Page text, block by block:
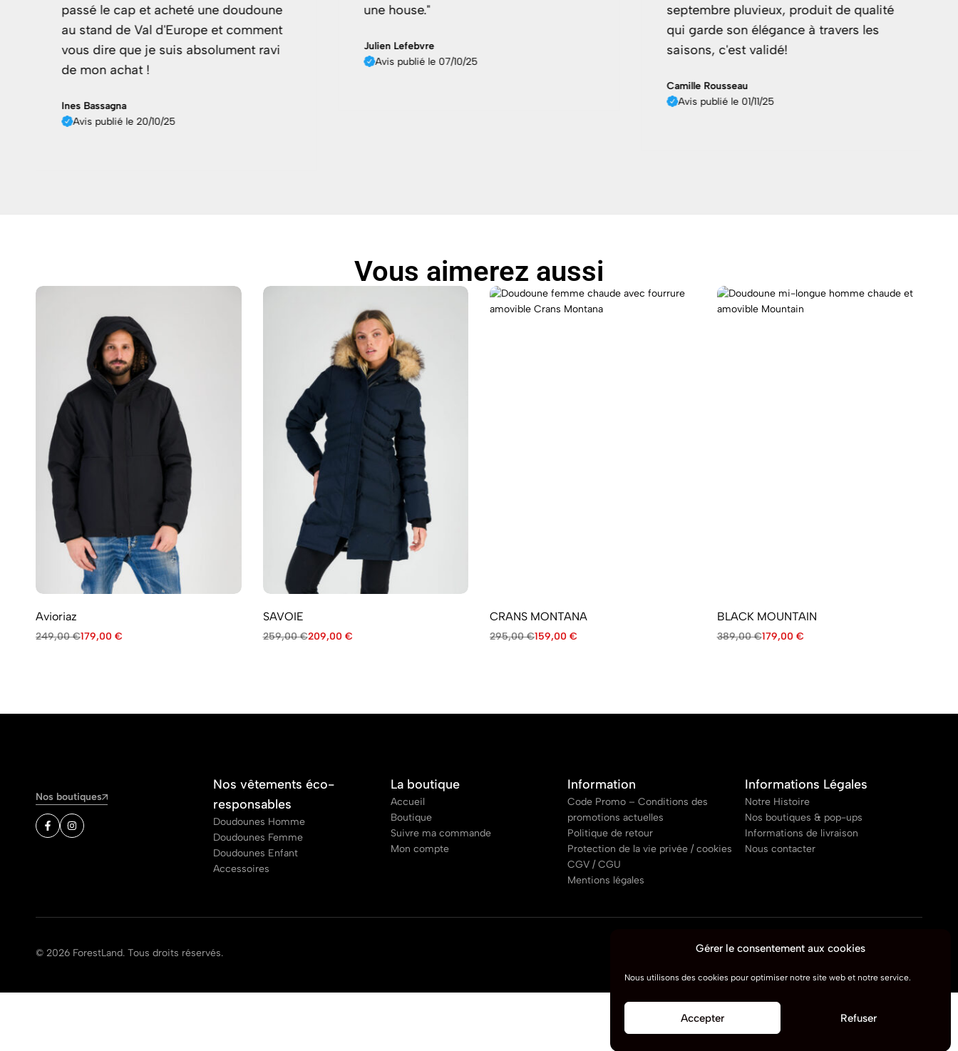
Gérer le consentement aux cookies
Nous utilisons des cookies pour optimiser notre site web et notre service.
Accepter Refuser
passé le cap et acheté une doudoune
au stand de Val d'Europe et comment
vous dire que je suis absolument ravi
de mon achat !
Ines Bassagna
Avis publié le 20/10/25
une house."
Julien Lefebvre
Avis publié le 07/10/25
septembre pluvieux, produit de qualité
qui garde son élégance à travers les
saisons, c'est validé!
Camille Rousseau
Avis publié le 01/11/25
Vous aimerez aussi
Avioriaz
249,00€179,00 €
SAVOIE
259,00€209,00 €
CRANS MONTANA
295,00€159,00 €
BLACK MOUNTAIN
389,00€179,00 €
Nos boutiques
Nos vêtements éco-
responsables
Doudounes Homme
Doudounes Femme
Doudounes Enfant
Accessoires
La boutique
Accueil
Boutique
Suivre ma commande
Mon compte
Information
Code Promo – Conditions des
promotions actuelles
Politique de retour
Protection de la vie privée / cookies
CGV / CGU
Mentions légales
Informations Légales
Notre Histoire
Nos boutiques & pop-ups
Informations de livraison
Nous contacter
© 2026 ForestLand. Tous droits réservés.